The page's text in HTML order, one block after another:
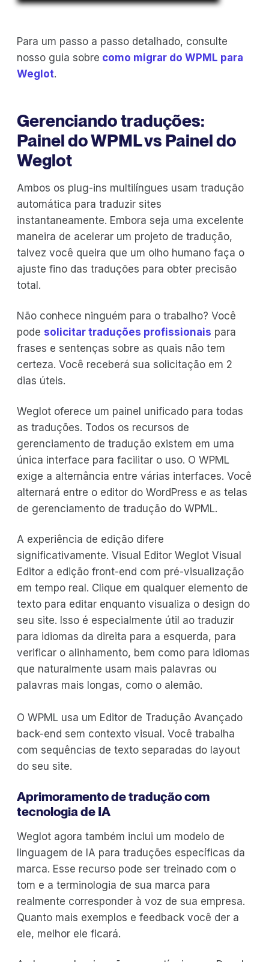
Para um passo a passo detalhado, consulte
nosso guia sobre como migrar do WPML para
Weglot.
Gerenciando traduções:
Painel do WPML vs Painel do
Weglot
Ambos os plug-ins multilíngues usam tradução
automática para traduzir sites
instantaneamente. Embora seja uma excelente
maneira de acelerar um projeto de tradução,
talvez você queira que um olho humano faça o
ajuste fino das traduções para obter precisão
total.
Não conhece ninguém para o trabalho? Você
pode solicitar traduções profissionais para
frases e sentenças sobre as quais não tem
certeza. Você receberá sua solicitação em 2
dias úteis.
Weglot oferece um painel unificado para todas
as traduções. Todos os recursos de
gerenciamento de tradução existem em uma
única interface para facilitar o uso. O WPML
exige a alternância entre várias interfaces. Você
alternará entre o editor do WordPress e as telas
de gerenciamento de tradução do WPML.
A experiência de edição difere
significativamente. Visual Editor Weglot Visual
Editor a edição front-end com pré-visualização
em tempo real. Clique em qualquer elemento de
texto para editar enquanto visualiza o design do
seu site. Isso é especialmente útil ao traduzir
para idiomas da direita para a esquerda, para
verificar o alinhamento, bem como para idiomas
que naturalmente usam mais palavras ou
palavras mais longas, como o alemão.
O WPML usa um Editor de Tradução Avançado
back-end sem contexto visual. Você trabalha
com sequências de texto separadas do layout
do seu site.
Aprimoramento de tradução com
tecnologia de IA
Weglot agora também inclui um modelo de
linguagem de IA para traduções específicas da
marca. Esse recurso pode ser treinado com o
tom e a terminologia de sua marca para
realmente corresponder à voz de sua empresa.
Quanto mais exemplos e feedback você der a
ele, melhor ele ficará.